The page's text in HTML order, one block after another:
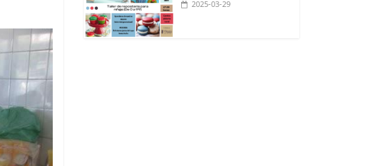
2025-03-29